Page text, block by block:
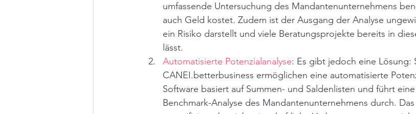
umfassende Untersuchung des Mandantenunternehmens
auch Geld kostet. Zudem ist der Ausgang der Analyse
ein Risiko darstellt und viele Beratungsprojekte bereits in
lässt.
Automatisierte Potenzialanalyse: Es gibt jedoch eine Lösung:
CANEI.betterbusiness ermöglichen eine automatisierte
Software basiert auf Summen- und Saldenlisten und führt
Benchmark-Analyse des Mandantenunternehmens durch.